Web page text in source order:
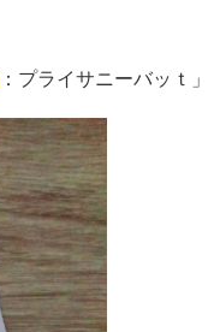
：プライサニーバッｔ」